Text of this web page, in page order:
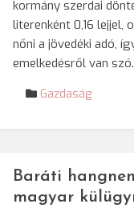
kormány szerdai
literenként 0,16 lejjel,
nőni a jövedéki adó,
emelkedésről van szó.
Gazdaság
Baráti
magyar